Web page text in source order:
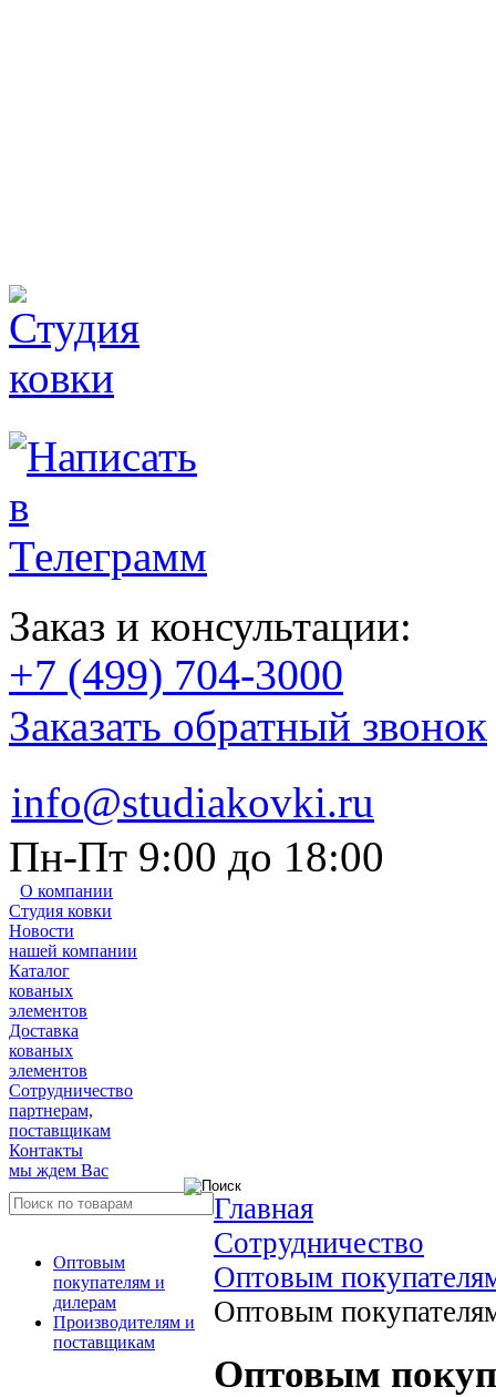
Заказ и консультации:
+7 (499) 704-3000
Заказать обратный звонок
info@studiakovki.ru
Пн-Пт 9:00 до 18:00
О компании
Студия ковки
Новости
нашей компании
Каталог
кованых
элементов
Доставка
кованых
элементов
Сотрудничество
партнерам,
поставщикам
Контакты
мы ждем Вас
Оптовым
покупателям и
дилерам
Производителям и
поставщикам
Главная
Сотрудничество
Оптовым
Оптовым
Оптовым